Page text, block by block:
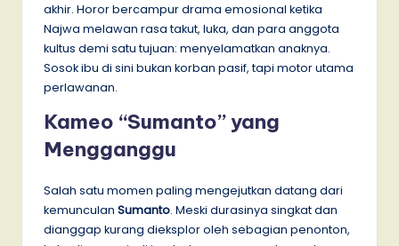
akhir. Horor bercampur drama emosional ketika
Najwa melawan rasa takut, luka, dan para anggota
kultus demi satu tujuan: menyelamatkan anaknya.
Sosok ibu di sini bukan korban pasif, tapi motor utama
perlawanan.
Kameo “Sumanto” yang
Mengganggu
Salah satu momen paling mengejutkan datang dari
kemunculan Sumanto. Meski durasinya singkat dan
dianggap kurang dieksplor oleh sebagian penonton,